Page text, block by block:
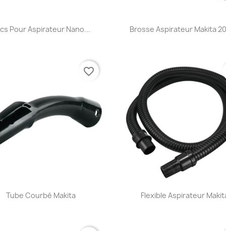
Aperçu rapide
Pour Aspirateur Nano... Aperçu rapide
Brosse Aspirateur Makita
Aperçu rapide
Tube Courbé Makita
favorite_border
Aperçu rapide
Flexible Aspirateur